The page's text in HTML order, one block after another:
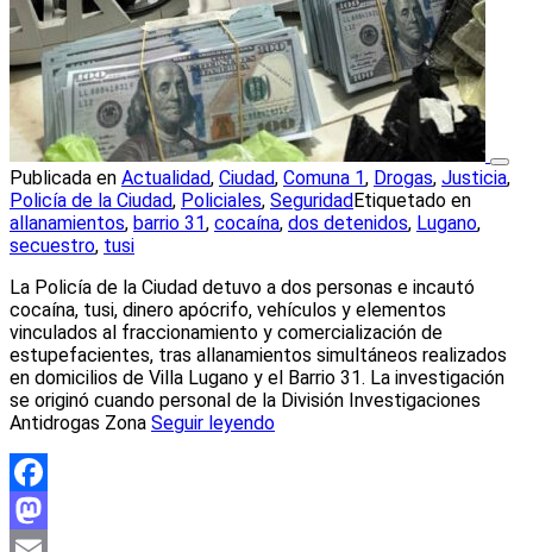
Publicada en Actualidad, Ciudad, Comuna 1, Drogas, Justicia,
Policía de la Ciudad, Policiales, SeguridadEtiquetado en
allanamientos, barrio 31, cocaína, dos detenidos, Lugano,
secuestro, tusi
La Policía de la Ciudad detuvo a dos personas e incautó
cocaína, tusi, dinero apócrifo, vehículos y elementos
vinculados al fraccionamiento y comercialización de
estupefacientes, tras allanamientos simultáneos realizados
en domicilios de Villa Lugano y el Barrio 31. La investigación
se originó cuando personal de la División Investigaciones
Antidrogas Zona Seguir leyendo
Facebook
Mastodon